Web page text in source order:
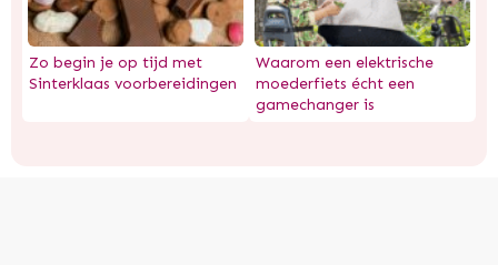
Zo begin je op tijd met
Sinterklaas voorbereidingen
Waarom een elektrische
moederfiets écht een
gamechanger is